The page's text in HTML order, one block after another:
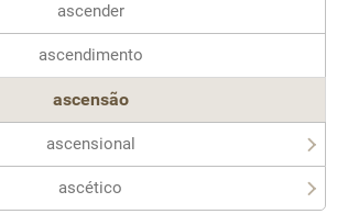
ascender
ascendimento
ascensão
ascensional
ascético